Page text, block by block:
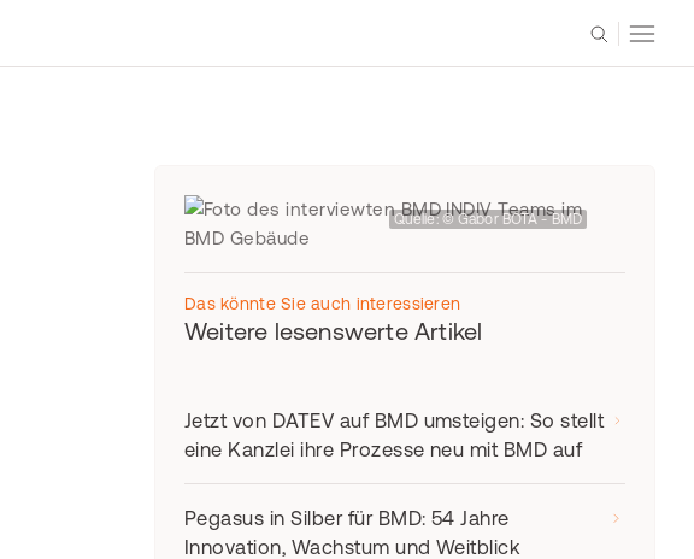
Quelle: © Gabor BOTA - BMD
Das könnte Sie auch interessieren
Weitere lesenswerte Artikel
Jetzt von DATEV auf BMD umsteigen: So stellt
eine Kanzlei ihre Prozesse neu mit BMD auf
Pegasus in Silber für BMD: 54 Jahre
Innovation, Wachstum und Weitblick